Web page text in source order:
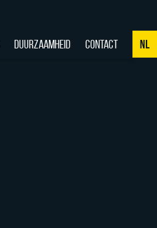
DUURZAAMHEID CONTACT NL